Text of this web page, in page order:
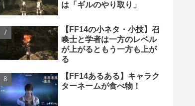
は「ギルのやり取り」
【FF14の小ネタ・小技】召
喚士と学者は一方のレベル
が上がるともう一方も上が
る
【FF14あるある】キャラク
ターネームが食べ物！